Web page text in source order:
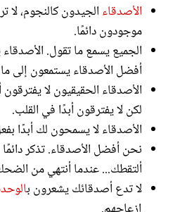
الأصدقاء الجيدون كالنجوم، لا
موجودون دائمًا.
الجميع يسمع ما تقول.
أفضل الأصدقاء يستمعون إلى ما
الأصدقاء الحقيقيون لا
لكن لا يفترقون أبدًا في القلب.
الأصدقاء لا يسمحون لك أبدًا
نحن أفضل الأصدقاء. تذكر
ألتقطك... عندما أنتهي من
لا تدع أصدقائك يشعرون ب